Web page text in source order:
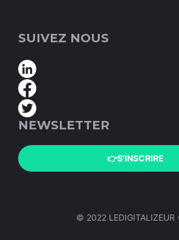
SUIVEZ NOUS
NEWSLETTER
👉S'INSCRIRE
© 2022 LEDIGITALIZEUR